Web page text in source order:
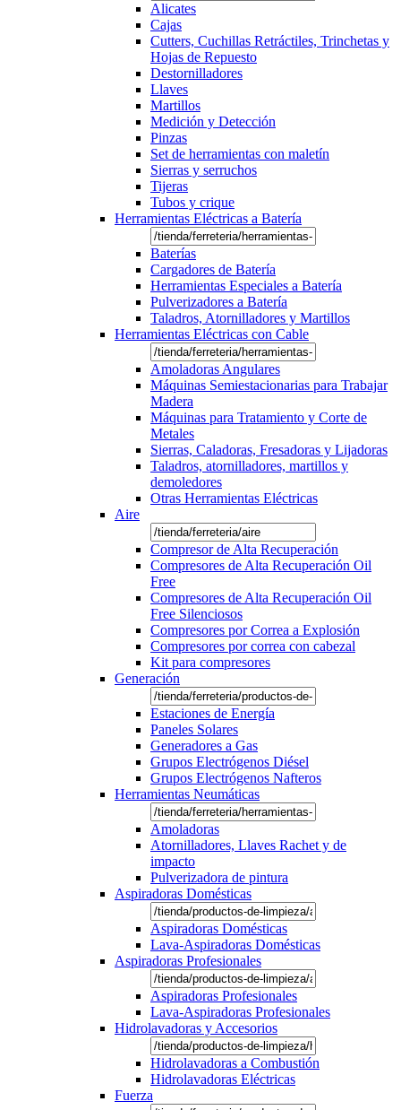
Alicates
Cajas
Cutters, Cuchillas Retráctiles, Trinchetas y
Hojas de Repuesto
Destornilladores
Llaves
Martillos
Medición y Detección
Pinzas
Set de herramientas con maletín
Sierras y serruchos
Tijeras
Tubos y crique
Herramientas Eléctricas a Batería
Baterías
Cargadores de Batería
Herramientas Especiales a Batería
Pulverizadores a Batería
Taladros, Atornilladores y Martillos
Herramientas Eléctricas con Cable
Amoladoras Angulares
Máquinas Semiestacionarias para Trabajar
Madera
Máquinas para Tratamiento y Corte de
Metales
Sierras, Caladoras, Fresadoras y Lijadoras
Taladros, atornilladores, martillos y
demoledores
Otras Herramientas Eléctricas
Aire
Compresor de Alta Recuperación
Compresores de Alta Recuperación Oil
Free
Compresores de Alta Recuperación Oil
Free Silenciosos
Compresores por Correa a Explosión
Compresores por correa con cabezal
Kit para compresores
Generación
Estaciones de Energía
Paneles Solares
Generadores a Gas
Grupos Electrógenos Diésel
Grupos Electrógenos Nafteros
Herramientas Neumáticas
Amoladoras
Atornilladores, Llaves Rachet y de
impacto
Pulverizadora de pintura
Aspiradoras Domésticas
Aspiradoras Domésticas
Lava-Aspiradoras Domésticas
Aspiradoras Profesionales
Aspiradoras Profesionales
Lava-Aspiradoras Profesionales
Hidrolavadoras y Accesorios
Hidrolavadoras a Combustión
Hidrolavadoras Eléctricas
Fuerza